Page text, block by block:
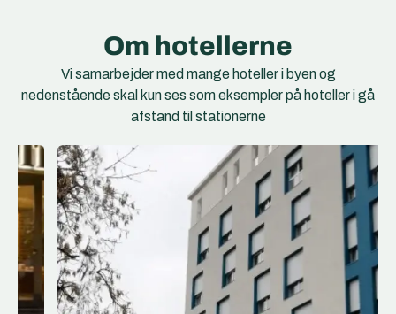
Om hotellerne
Vi samarbejder med mange hoteller i byen og
nedenstående skal kun ses som eksempler på hoteller i gå
afstand til stationerne